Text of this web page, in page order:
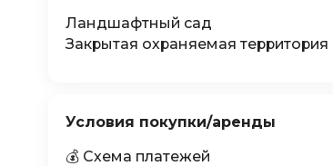
Ландшафтный сад
Закрытая охраняемая территория
Условия покупки/аренды
💰 Схема платежей